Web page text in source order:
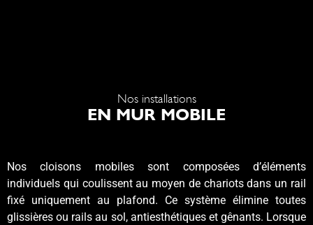
Nos installations
EN MUR MOBILE
Nos cloisons mobiles sont composées d’éléments
individuels qui coulissent au moyen de chariots dans un rail
fixé uniquement au plafond. Ce système élimine toutes
glissières ou rails au sol, antiesthétiques et gênants. Lorsque